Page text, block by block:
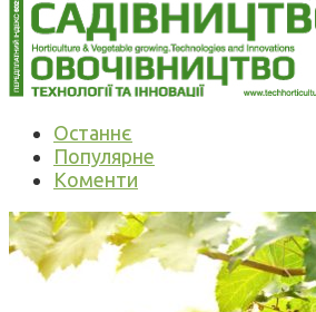
Останнє
Популярне
Коменти